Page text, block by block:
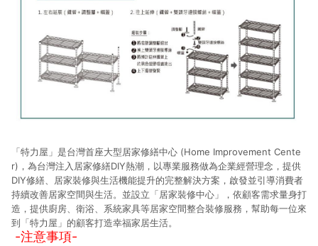
「特力屋」是台灣首座大型居家修繕中心 (Home Improvement Cente
r)，為台灣注入居家修繕DIY熱潮，以專業服務做為企業經營理念，提供
DIY修繕、居家裝修與生活機能提升的完整解決方案，啟發並引導消費者
持續改善居家空間與生活。並設立「居家裝修中心」，依顧客需求量身打
造，提供廚房、衛浴、系統家具等居家空間整合裝修服務，幫助每一位來
到「特力屋」的顧客打造幸福家居生活。
-注意事項-